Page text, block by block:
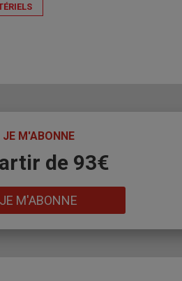
JE M'ABONNE
de 93€
JE M'ABONNE